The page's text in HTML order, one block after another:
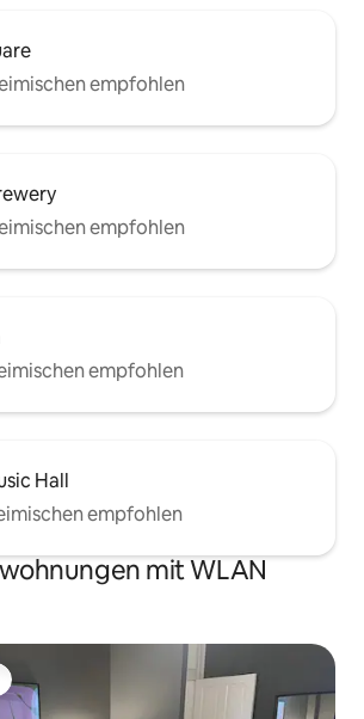
Leihfahrräder, auch
von GEST GOLF
Pendleton/Casino)-
EINEN TERMIN ZU
empfohlen
empfohlen
empfohlen
Hall
empfohlen
mit WLAN